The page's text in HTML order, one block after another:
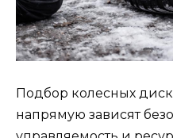
Подбор колесных
напрямую зависят